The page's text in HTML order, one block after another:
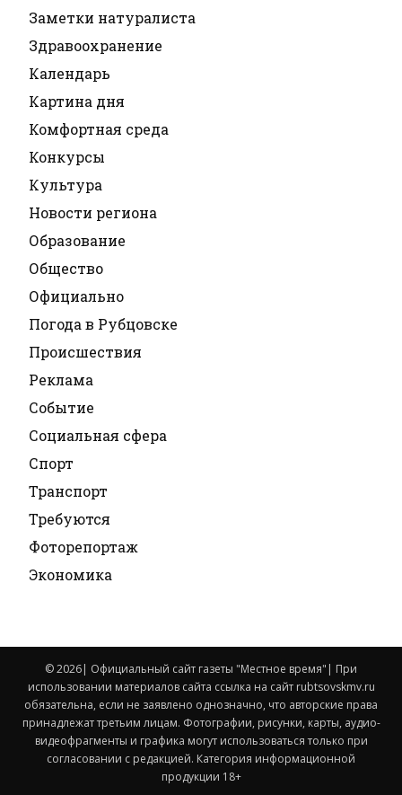
Заметки натуралиста
Здравоохранение
Календарь
Картина дня
Комфортная среда
Конкурсы
Культура
Новости региона
Образование
Общество
Официально
Погода в Рубцовске
Происшествия
Реклама
Событие
Социальная сфера
Спорт
Транспорт
Требуются
Фоторепортаж
Экономика
© 2026| Официальный сайт газеты "Местное время"| При
использовании материалов сайта ссылка на сайт rubtsovskmv.ru
обязательна, если не заявлено однозначно, что авторские права
принадлежат третьим лицам. Фотографии, рисунки, карты, аудио-
видеофрагменты и графика могут использоваться только при
согласовании с редакцией. Категория информационной
продукции 18+